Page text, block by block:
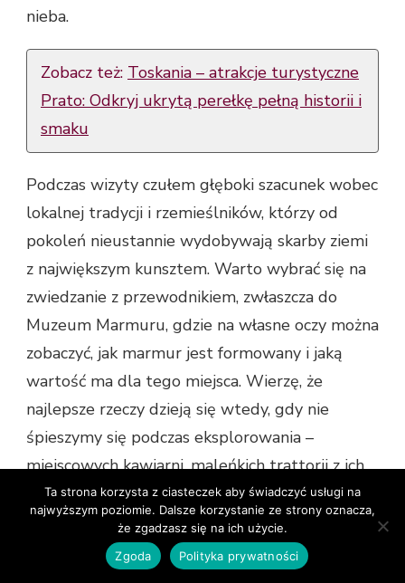
nieba.
Zobacz też: Toskania – atrakcje turystyczne
Prato: Odkryj ukrytą perełkę pełną historii i
smaku
Podczas wizyty czułem głęboki szacunek wobec
lokalnej tradycji i rzemieślników, którzy od
pokoleń nieustannie wydobywają skarby ziemi
z największym kunsztem. Warto wybrać się na
zwiedzanie z przewodnikiem, zwłaszcza do
Muzeum Marmuru, gdzie na własne oczy można
zobaczyć, jak marmur jest formowany i jaką
wartość ma dla tego miejsca. Wierzę, że
najlepsze rzeczy dzieją się wtedy, gdy nie
śpieszymy się podczas eksplorowania –
miejscowych kawiarni, maleńkich trattorii z ich
ravioli al ragù czy straganów oferujących „lardo
di Colonnata”.
Dla mnie osobiście największym zaskoczeniem
Ta strona korzysta z ciasteczek aby świadczyć usługi na
najwyższym poziomie. Dalsze korzystanie ze strony oznacza,
że zgadzasz się na ich użycie.
Zgoda
Polityka prywatności